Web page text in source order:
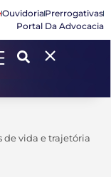
OuvidoriaPrerrogativas
Portal Da Advocacia
de vida e trajetória